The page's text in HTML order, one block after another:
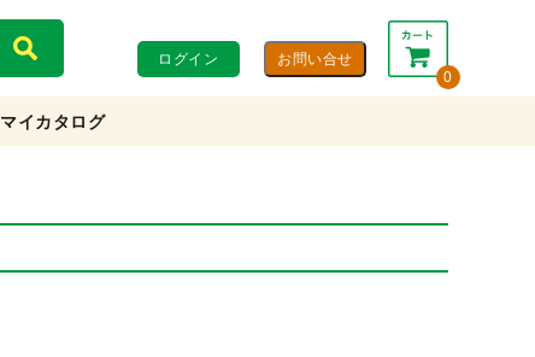
ログイン
0
合計： 0円
カートを見る・注文する
マイカタログ